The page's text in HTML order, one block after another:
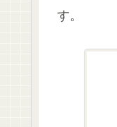
す。